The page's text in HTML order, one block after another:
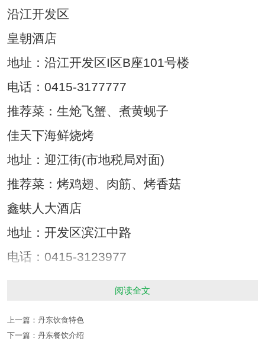
沿江开发区
皇朝酒店
地址：沿江开发区I区B座101号楼
电话：0415-3177777
推荐菜：生炝飞蟹、煮黄蚬子
佳天下海鲜烧烤
地址：迎江街(市地税局对面)
推荐菜：烤鸡翅、肉筋、烤香菇
鑫蚨人大酒店
地址：开发区滨江中路
电话：0415-3123977
地址：开发区滨江中路139号
阅读全文
上一篇： 丹东饮食特色
下一篇： 丹东餐饮介绍